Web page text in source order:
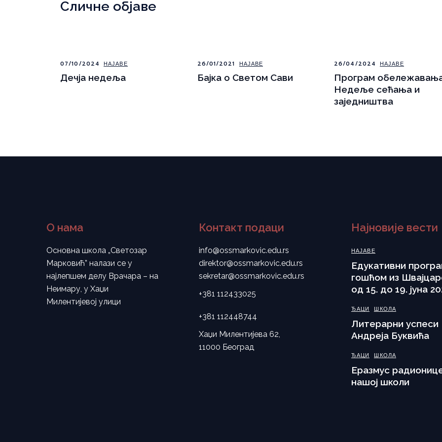
Сличне објаве
07/10/2024 НАЈАВЕ
Дечја недеља
26/01/2021 НАЈАВЕ
Бајка o Светом Сави
26/04/2024 НАЈАВЕ
Програм
Недеље сећања и
заједништва
О нама
Основна школа „Светозар
Марковић” налази се у
најлепшем делу Врачара – на
Неимару, у Хаџи
Милентијевој улици
Контакт подаци
info@ossmarkovic.edu.rs
direktor@ossmarkovic.edu.rs
sekretar@ossmarkovic.edu.rs
+381 112433025
+381 112448744
Хаџи Милентијева 62,
11000 Београд
Најновије вести
НАЈАВЕ
Eдукативни
гошћом из
од 15. до 19. јуна
ЂАЦИ ШКОЛА
Литерарни успеси
Андреја Буквића
ЂАЦИ ШКОЛА
Еразмус
нашој школи